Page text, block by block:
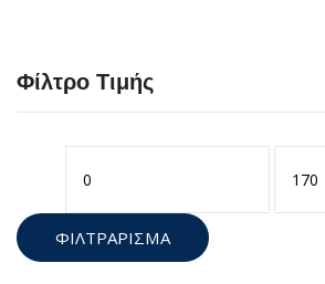
Φίλτρο Τιμής
ΦΙΛΤΡΆΡΙΣΜΑ